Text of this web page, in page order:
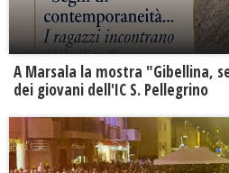
A Marsala la mostra "Gibellina,
dei giovani dell'IC S. Pellegrino